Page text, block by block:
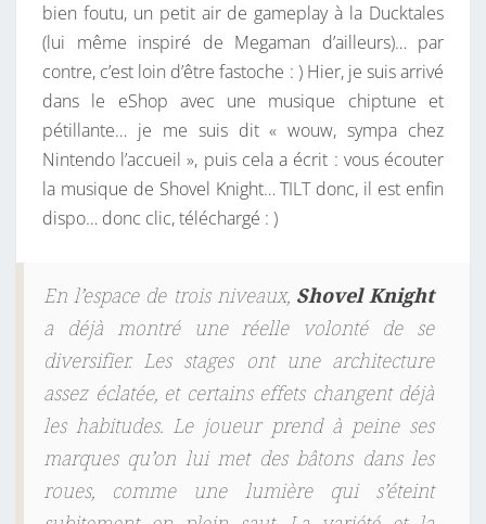
bien foutu, un petit air de gameplay à la Ducktales
(lui même inspiré de Megaman d’ailleurs)… par
contre, c’est loin d’être fastoche : ) Hier, je suis arrivé
dans le eShop avec une musique chiptune et
pétillante… je me suis dit « wouw, sympa chez
Nintendo l’accueil », puis cela a écrit : vous écouter
la musique de Shovel Knight… TILT donc, il est enfin
dispo… donc clic, téléchargé : )
En l’espace de trois niveaux, Shovel Knight
a déjà montré une réelle volonté de se
diversifier. Les stages ont une architecture
assez éclatée, et certains effets changent déjà
les habitudes. Le joueur prend à peine ses
marques qu’on lui met des bâtons dans les
roues, comme une lumière qui s’éteint